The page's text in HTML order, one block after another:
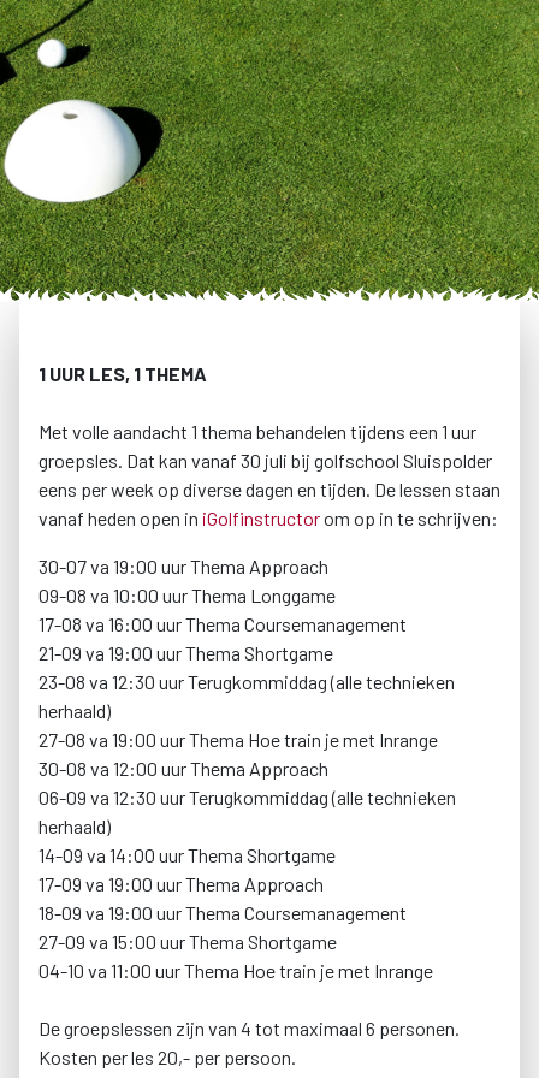
1 UUR LES, 1 THEMA
Met volle aandacht 1 thema behandelen tijdens een 1 uur
groepsles. Dat kan vanaf 30 juli bij golfschool Sluispolder
eens per week op diverse dagen en tijden. De lessen staan
vanaf heden open in iGolfinstructorom op in te schrijven:
30-07 va 19:00 uur Thema Approach
09-08 va 10:00 uur Thema Longgame
17-08 va 16:00 uur Thema Coursemanagement
21-09 va 19:00 uur Thema Shortgame
23-08 va 12:30 uur Terugkommiddag (alle technieken
herhaald)
27-08 va 19:00 uur Thema Hoe train je met Inrange
30-08 va 12:00 uur Thema Approach
06-09 va 12:30 uur Terugkommiddag (alle technieken
herhaald)
14-09 va 14:00 uur Thema Shortgame
17-09 va 19:00 uur Thema Approach
18-09 va 19:00 uur Thema Coursemanagement
27-09 va 15:00 uur Thema Shortgame
04-10 va 11:00 uur Thema Hoe train je met Inrange
De groepslessen zijn van 4 tot maximaal 6 personen.
Kosten per les 20,- per persoon.